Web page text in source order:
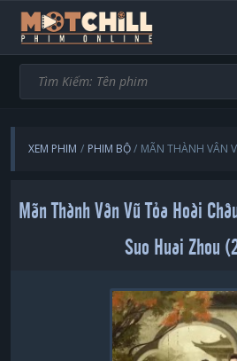
XEM PHIM PHIM BỘ MÃN THÀNH VÂN
Mãn Thành Vân Vũ Tỏa Hoài
Suo Huai Zhou